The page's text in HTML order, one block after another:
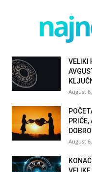
VELIKI
August
August